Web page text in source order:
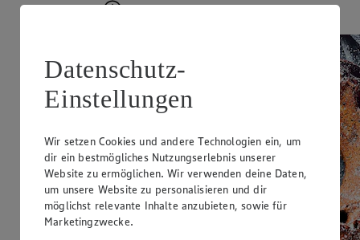
Datenschutz-
Einstellungen
Wir setzen Cookies und andere Technologien ein, um
dir ein bestmögliches Nutzungserlebnis unserer
Website zu ermöglichen. Wir verwenden deine Daten,
um unsere Website zu personalisieren und dir
möglichst relevante Inhalte anzubieten, sowie für
Marketingzwecke.